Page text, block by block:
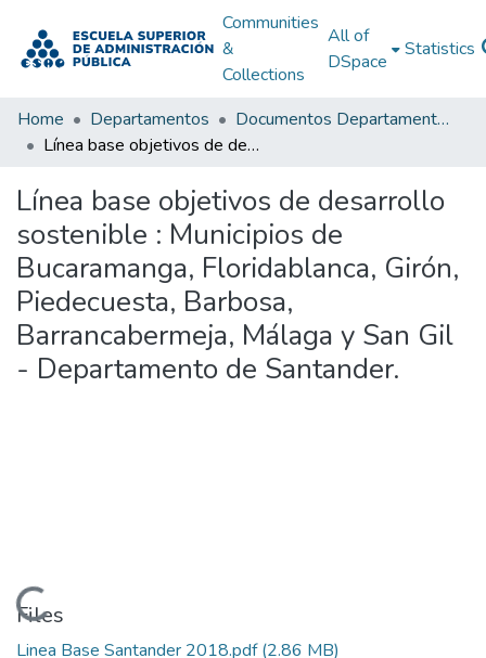
Communities
&
Collections
All of
DSpace
Statistics
Home Departamentos
Documentos Departamentales
Línea base objetivos de desarrollo sostenible : Municipios de Bucaramanga, Floridablanca, Girón, Piedecuesta, Barbosa, Barrancabermeja, Málaga y San Gil - Departamento de Santander.
Línea base objetivos de desarrollo
sostenible : Municipios de
Bucaramanga, Floridablanca, Girón,
Piedecuesta, Barbosa,
Barrancabermeja, Málaga y San Gil
- Departamento de Santander.
Loading...
Files
Linea Base Santander 2018.pdf(2.86 MB)